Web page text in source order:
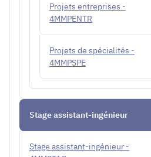
Projets entreprises -
4MMPENTR
Projets de spécialités -
4MMPSPE
Stage assistant-ingénieur
Stage assistant-ingénieur -